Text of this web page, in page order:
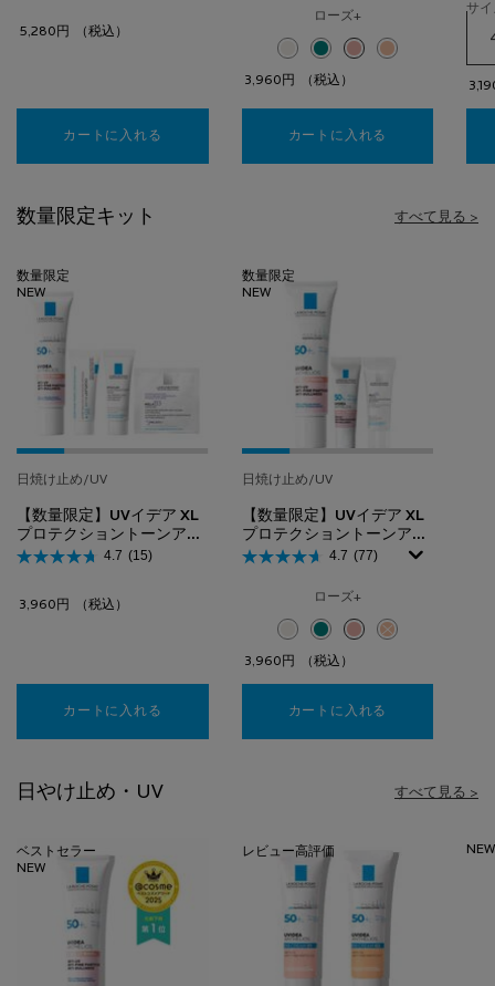
5,280円 （税込）
カートに入れる 【美容液】エファクラ ピールケア セラム
ローズ+
選択済み
ホワイト のカラー UVイデア XL
選択済み
クリア のカラー UVイデア
選択済み
ローズ+ のカラー UV
選択済み
ティント のカラ
3,960円 （税込）
カートに入れる
サ
数量限定キット すべて見る >
数量限定
NEW
日焼け止め/UV
【数量限定】UVイデア XL
プロテクショントーンアッ
プ ローズ＋ 美容液2点＆
4.7 (15)
3,960円 （税込）
カートに入れる 【数量限定】UVイデア XL プロテクショントー
数量限定
NEW
日焼け止め/UV
【数量限定】UVイデア XL
プロテクショントーンアッ
プ 美容液＆トーンアップロ
4.7 (77)
ローズ+
選択済み
ホワイト のカラー 【数量限定】
選択済み
クリア のカラー 【数量限
選択済み
ローズ+ のカラー 【
選択済み
商品バリエーシ
3,960円 （税込）
カートに入れる
日やけ止め・UV すべて見る >
ベストセラー
NEW
レビュー高評価 NEW